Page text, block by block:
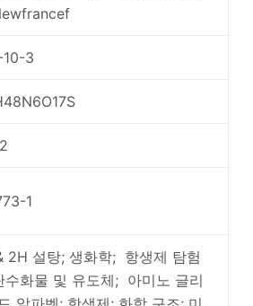
3
1
2H 설탕; 생화학; 항생제 탐험
화물 및 유도체; 아미노 글리